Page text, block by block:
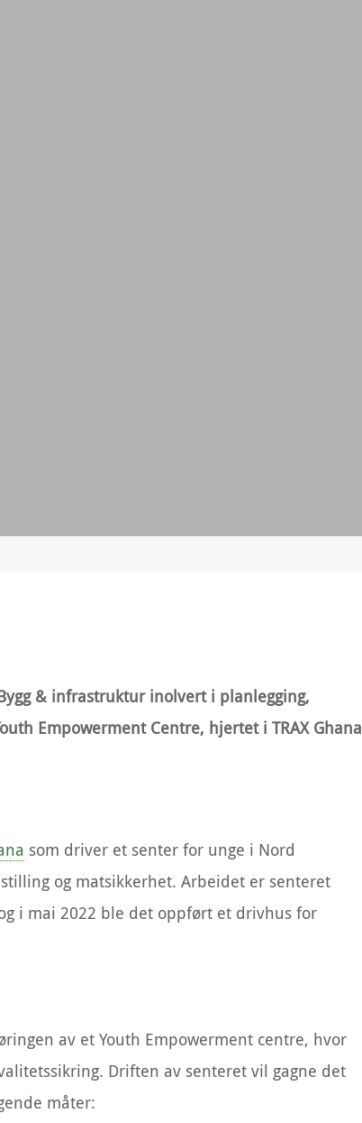
& infrastruktur inolvert i planlegging,
Empowerment Centre, hjertet i TRAX Ghana
som driver et senter for unge i Nord
og matsikkerhet. Arbeidet er senteret
i mai 2022 ble det oppført et drivhus for
av et Youth Empowerment centre, hvor
Driften av senteret vil gagne det
måter: